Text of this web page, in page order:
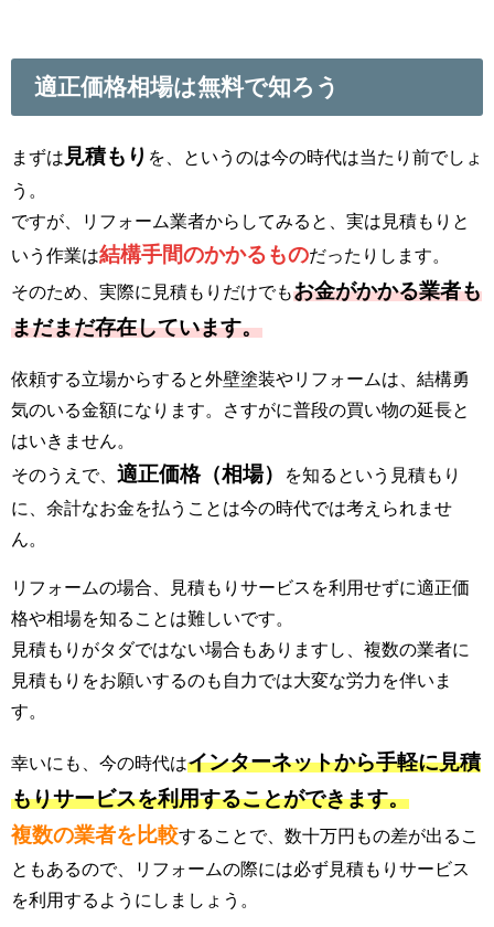
適正価格相場は無料で知ろう
まずは 見積もり を、というのは今の時代は当たり前でしょ
う。
ですが、リフォーム業者からしてみると、実は見積もりと
いう作業は結構手間のかかるものだったりします。
そのため、実際に見積もりだけでもお金がかかる業者も
まだまだ存在しています。
依頼する立場からすると外壁塗装やリフォームは、結構勇
気のいる金額になります。さすがに普段の買い物の延長と
はいきません。
そのうえで、 適正価格（相場）
を知るという見積もり
に、余計なお金を払うことは今の時代では考えられませ
ん。
リフォームの場合、見積もりサービスを利用せずに適正価
格や相場を知ることは難しいです。
見積もりがタダではない場合もありますし、複数の業者に
見積もりをお願いするのも自力では大変な労力を伴いま
す。
幸いにも、今の時代はインターネットから手軽に見積
もりサービスを利用することができます。
複数の業者を比較することで、数十万円もの差が出るこ
ともあるので、リフォームの際には必ず見積もりサービス
を利用するようにしましょう。